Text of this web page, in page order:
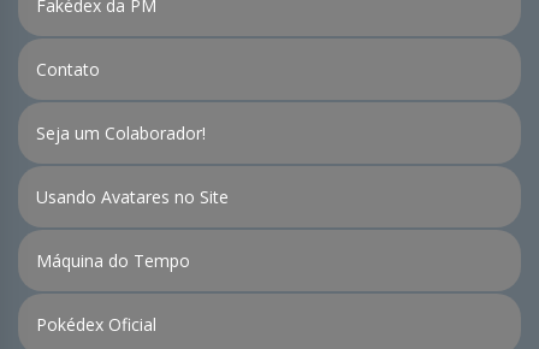
Fakédex da PM
Contato
Seja um Colaborador!
Usando Avatares no Site
Máquina do Tempo
Pokédex Oficial